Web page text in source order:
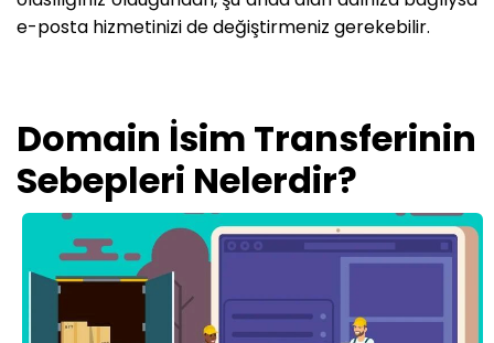
e-posta hizmetinizi de değiştirmeniz gerekebilir.
Domain İsim Transferinin
Sebepleri Nelerdir?